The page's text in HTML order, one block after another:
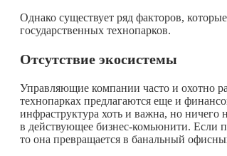
Однако существует ряд факторов,
государственных технопарков.
Отсутствие экосистемы
Управляющие компании часто и охотно
технопарках предлагаются еще и
инфраструктура хоть и важна, но ничего
в действующее бизнес-комьюнити. Если
то она превращается в банальный